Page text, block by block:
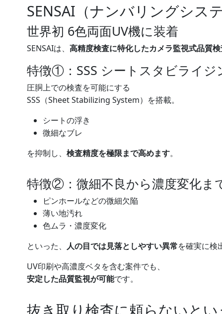
SENSAI（ナンバリングシステ
世界初 6色両面UV機に装着
SENSAIは、 高精度検査に特化したカメラ監視式品質
特徴①：SSS シートスタビライジ
圧胴上での検査を可能にする
SSS（Sheet Stabilizing System）を搭載。
シートの浮き
微細なブレ
を抑制し、 検査精度を極限まで高めます。
特徴②：微細不良から濃度変化ま
ピンホールなどの微細欠陥
薄い地汚れ
色ムラ・濃度変化
といった、 人の目では見落としやすい異常を確実に検
UV印刷や高濃度ベタを含む案件でも、
安定した品質監視が可能です。
抜き取り検査に頼らないとい